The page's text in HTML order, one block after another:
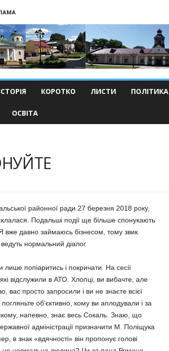
КОРОТКО ЛИСТИ ПОЛІТИКА
ОСВІТА
районної ради 27 березня 2018 року,
Подальші події ще більше спонукають
вже давно займаюсь бізнесом, тому звик
нормальний діалог.
лише попіаритись і покричати. На сесії
відслужили в АТО. Хлопці, ви вибачте, але
просто запросили і ви не знаєте всієї
об’єктивно, кому ви аплодували і за
напевно, знає весь Сокаль. Знаю, що
адміністрації призначити М. Поліщука
в знак «вдячності» він пропонує голові